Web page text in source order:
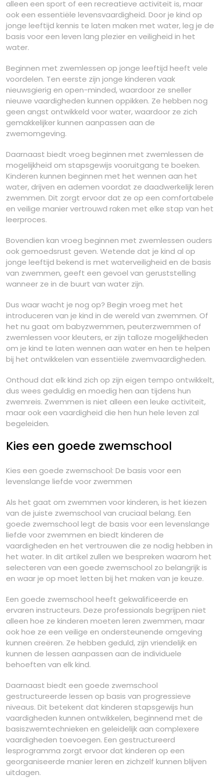
alleen een sport of een recreatieve activiteit is, maar
ook een essentiële levensvaardigheid. Door je kind op
jonge leeftijd kennis te laten maken met water, leg je de
basis voor een leven lang plezier en veiligheid in het
water.
Beginnen met zwemlessen op jonge leeftijd heeft vele
voordelen. Ten eerste zijn jonge kinderen vaak
nieuwsgierig en open-minded, waardoor ze sneller
nieuwe vaardigheden kunnen oppikken. Ze hebben nog
geen angst ontwikkeld voor water, waardoor ze zich
gemakkelijker kunnen aanpassen aan de
zwemomgeving.
Daarnaast biedt vroeg beginnen met zwemlessen de
mogelijkheid om stapsgewijs vooruitgang te boeken.
Kinderen kunnen beginnen met het wennen aan het
water, drijven en ademen voordat ze daadwerkelijk leren
zwemmen. Dit zorgt ervoor dat ze op een comfortabele
en veilige manier vertrouwd raken met elke stap van het
leerproces.
Bovendien kan vroeg beginnen met zwemlessen ouders
ook gemoedsrust geven. Wetende dat je kind al op
jonge leeftijd bekend is met waterveiligheid en de basis
van zwemmen, geeft een gevoel van geruststelling
wanneer ze in de buurt van water zijn.
Dus waar wacht je nog op? Begin vroeg met het
introduceren van je kind in de wereld van zwemmen. Of
het nu gaat om babyzwemmen, peuterzwemmen of
zwemlessen voor kleuters, er zijn talloze mogelijkheden
om je kind te laten wennen aan water en hen te helpen
bij het ontwikkelen van essentiële zwemvaardigheden.
Onthoud dat elk kind zich op zijn eigen tempo ontwikkelt,
dus wees geduldig en moedig hen aan tijdens hun
zwemreis. Zwemmen is niet alleen een leuke activiteit,
maar ook een vaardigheid die hen hun hele leven zal
begeleiden.
Kies een goede zwemschool
Kies een goede zwemschool: De basis voor een
levenslange liefde voor zwemmen
Als het gaat om zwemmen voor kinderen, is het kiezen
van de juiste zwemschool van cruciaal belang. Een
goede zwemschool legt de basis voor een levenslange
liefde voor zwemmen en biedt kinderen de
vaardigheden en het vertrouwen die ze nodig hebben in
het water. In dit artikel zullen we bespreken waarom het
selecteren van een goede zwemschool zo belangrijk is
en waar je op moet letten bij het maken van je keuze.
Een goede zwemschool heeft gekwalificeerde en
ervaren instructeurs. Deze professionals begrijpen niet
alleen hoe ze kinderen moeten leren zwemmen, maar
ook hoe ze een veilige en ondersteunende omgeving
kunnen creëren. Ze hebben geduld, zijn vriendelijk en
kunnen de lessen aanpassen aan de individuele
behoeften van elk kind.
Daarnaast biedt een goede zwemschool
gestructureerde lessen op basis van progressieve
niveaus. Dit betekent dat kinderen stapsgewijs hun
vaardigheden kunnen ontwikkelen, beginnend met de
basiszwemtechnieken en geleidelijk aan complexere
vaardigheden toevoegen. Een gestructureerd
lesprogramma zorgt ervoor dat kinderen op een
georganiseerde manier leren en zichzelf kunnen blijven
uitdagen.